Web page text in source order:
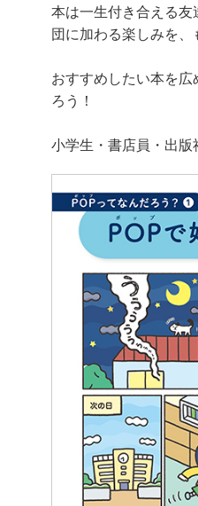
本は一生付き合える
団に加わる楽しみを
おすすめしたい本を
ろう！
小学生・書店員・出版